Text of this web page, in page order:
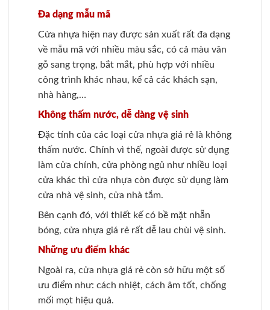
Đa dạng mẫu mã
Cửa nhựa hiện nay được sản xuất rất đa dạng
về mẫu mã với nhiều màu sắc, có cả màu vân
gỗ sang trọng, bắt mắt, phù hợp với nhiều
công trình khác nhau, kể cả các khách sạn,
nhà hàng,…
Không thấm nước, dễ dàng vệ sinh
Đặc tính của các loại cửa nhựa giá rẻ là không
thấm nước. Chính vì thế, ngoài được sử dụng
làm cửa chính, cửa phòng ngủ như nhiều loại
cửa khác thì cửa nhựa còn được sử dụng làm
cửa nhà vệ sinh, cửa nhà tắm.
Bên cạnh đó, với thiết kế có bề mặt nhẵn
bóng, cửa nhựa giá rẻ rất dễ lau chùi vệ sinh.
Những ưu điểm khác
Ngoài ra, cửa nhựa giá rẻ còn sở hữu một số
ưu điểm như: cách nhiệt, cách âm tốt, chống
mối mọt hiệu quả.